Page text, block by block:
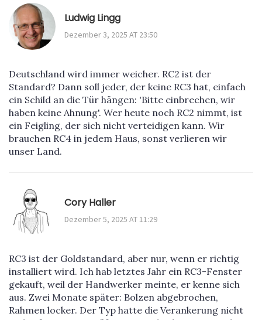
Ludwig Lingg
Dezember 3, 2025 AT 23:50
Deutschland wird immer weicher. RC2 ist der
Standard? Dann soll jeder, der keine RC3 hat, einfach
ein Schild an die Tür hängen: 'Bitte einbrechen, wir
haben keine Ahnung'. Wer heute noch RC2 nimmt, ist
ein Feigling, der sich nicht verteidigen kann. Wir
brauchen RC4 in jedem Haus, sonst verlieren wir
unser Land.
Cory Haller
Dezember 5, 2025 AT 11:29
RC3 ist der Goldstandard, aber nur, wenn er richtig
installiert wird. Ich hab letztes Jahr ein RC3-Fenster
gekauft, weil der Handwerker meinte, er kenne sich
aus. Zwei Monate später: Bolzen abgebrochen,
Rahmen locker. Der Typ hatte die Verankerung nicht